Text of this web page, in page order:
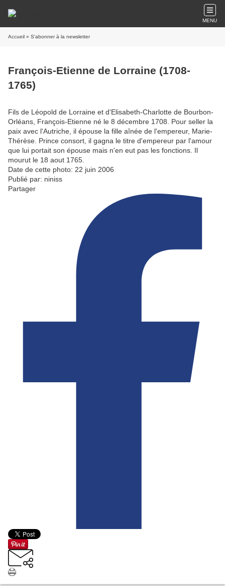
MENU
Accueil » S'abonner à la newsletter
François-Etienne de Lorraine (1708-
1765)
Fils de Léopold de Lorraine et d'Elisabeth-Charlotte de Bourbon-
Orléans, François-Etienne né le 8 décembre 1708. Pour seller la
paix avec l'Autriche, il épouse la fille aînée de l'empereur, Marie-
Thérèse. Prince consort, il gagna le titre d'empereur par l'amour
que lui portait son épouse mais n'en eut pas les fonctions. Il
mourut le 18 aout 1765.
Date de cette photo: 22 juin 2006
Publié par: niniss
Partager